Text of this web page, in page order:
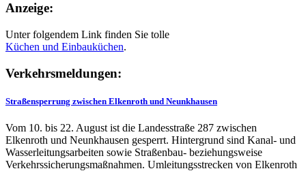
Anzeige:
Unter folgendem Link finden Sie tolle
Küchen und Einbauküchen.
Verkehrsmeldungen:
Straßensperrung zwischen Elkenroth und Neunkhausen
Vom 10. bis 22. August ist die Landesstraße 287 zwischen
Elkenroth und Neunkhausen gesperrt. Hintergrund sind Kanal- und
Wasserleitungsarbeiten sowie Straßenbau- beziehungsweise
Verkehrssicherungsmaßnahmen. Umleitungsstrecken von Elkenroth